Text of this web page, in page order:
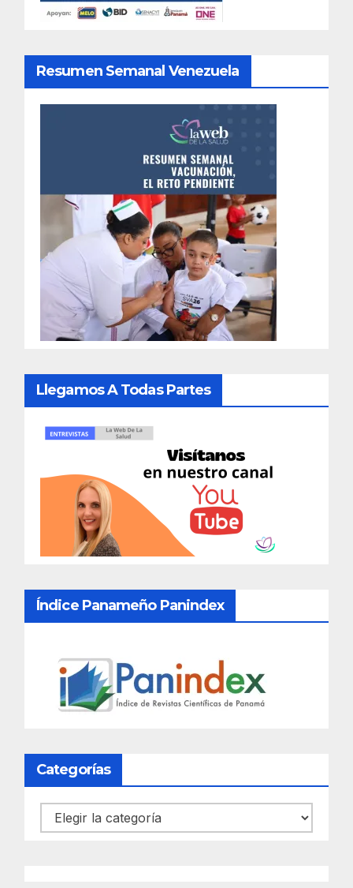
Resumen Semanal Venezuela
Llegamos A Todas Partes
Índice Panameño Panindex
Categorías
Categorías